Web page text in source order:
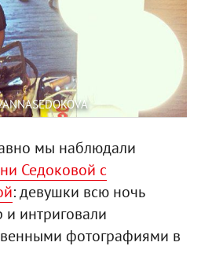
мы наблюдали
Седоковой с
: девушки всю ночь
и интриговали
фотографиями в